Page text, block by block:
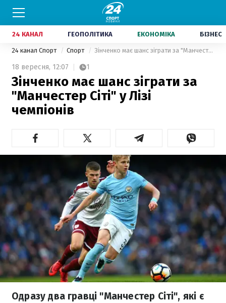
24 КАНАЛ ГЕОПОЛІТИКА ЕКОНОМІКА БІЗНЕС
24 канал Спорт Спорт Зінченко має шанс зіграти за "Манчестер Сіті" у Лізі чемпіонів
18 вересня, 12:07 1
Зінченко має шанс зіграти за
"Манчестер Сіті" у Лізі
чемпіонів
Одразу два гравці "Манчестер Сіті", які є